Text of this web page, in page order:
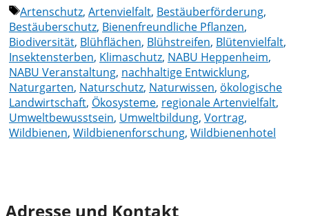
Schlagwörter
Artenschutz, Artenvielfalt, Bestäuberförderung,
Bestäuberschutz, Bienenfreundliche Pflanzen,
Biodiversität, Blühflächen, Blühstreifen, Blütenvielfalt,
Insektensterben, Klimaschutz, NABU Heppenheim,
NABU Veranstaltung, nachhaltige Entwicklung,
Naturgarten, Naturschutz, Naturwissen, ökologische
Landwirtschaft, Ökosysteme, regionale Artenvielfalt,
Umweltbewusstsein, Umweltbildung, Vortrag,
Wildbienen, Wildbienenforschung, Wildbienenhotel
Adresse und Kontakt